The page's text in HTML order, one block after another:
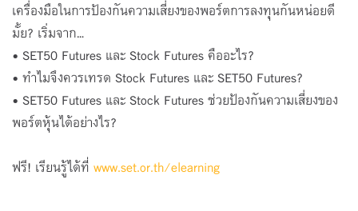
โดย SET
7
โดย SET
8
SET e-Learning เทรดอนุพันธ์ฉบับมือใหม่
9
คลิก
เครื่องมือในการป้องกันความเสี่ยงของพอร์ตการลงทุนกันหน่อยดี
มั้ย? เริ่มจาก...
• SET50 Futures และ Stock Futures คืออะไร?
• ทำไมจึงควรเทรด Stock Futures และ SET50 Futures?
• SET50 Futures และ Stock Futures ช่วยป้องกันความเสี่ยงของ
พอร์ตหุ้นได้อย่างไร?
ฟรี! เรียนรู้ได้ที่ www.set.or.th/elearning